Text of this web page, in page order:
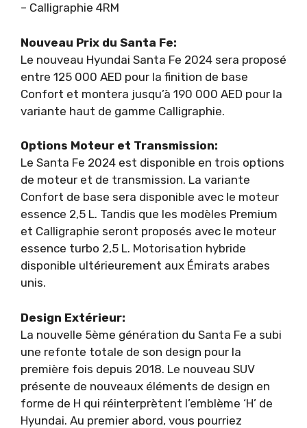
– Calligraphie 4RM
Nouveau Prix du Santa Fe:
Le nouveau Hyundai Santa Fe 2024 sera proposé
entre 125 000 AED pour la finition de base
Confort et montera jusqu’à 190 000 AED pour la
variante haut de gamme Calligraphie.
Options Moteur et Transmission:
Le Santa Fe 2024 est disponible en trois options
de moteur et de transmission. La variante
Confort de base sera disponible avec le moteur
essence 2,5 L. Tandis que les modèles Premium
et Calligraphie seront proposés avec le moteur
essence turbo 2,5 L. Motorisation hybride
disponible ultérieurement aux Émirats arabes
unis.
Design Extérieur:
La nouvelle 5ème génération du Santa Fe a subi
une refonte totale de son design pour la
première fois depuis 2018. Le nouveau SUV
présente de nouveaux éléments de design en
forme de H qui réinterprètent l’emblème ‘H’ de
Hyundai. Au premier abord, vous pourriez